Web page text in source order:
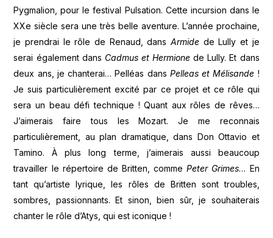
Pygmalion, pour le festival Pulsation. Cette incursion dans le
XXe siècle sera une très belle aventure. L’année prochaine,
je prendrai le rôle de Renaud, dans Armidede Lully et je
serai également dans Cadmus et Hermione de Lully. Et dans
deux ans, je chanterai… Pelléas dans Pelleas et Mélisande !
Je suis particulièrement excité par ce projet et ce rôle qui
sera un beau défi technique ! Quant aux rôles de rêves…
J’aimerais faire tous les Mozart. Je me reconnais
particulièrement, au plan dramatique, dans Don Ottavio et
Tamino. À plus long terme, j’aimerais aussi beaucoup
travailler le répertoire de Britten, commePeter Grimes… En
tant qu’artiste lyrique, les rôles de Britten sont troubles,
sombres, passionnants. Et sinon, bien sûr, je souhaiterais
chanter le rôle d’Atys, qui est iconique !